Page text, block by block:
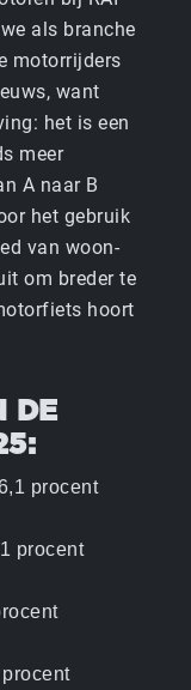
als branche
motorrijders
want
het is een
meer
A naar B
het gebruik
van woon-
om breder te
hoort
DE
procent
procent